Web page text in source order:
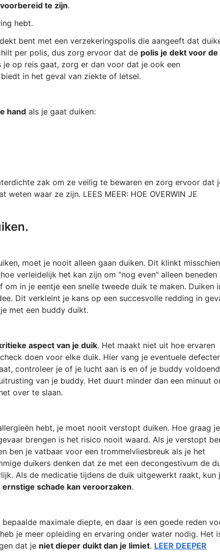
te zijn.
hebt.
bent met een verzekeringspolis die aangeeft dat
per polis, dus zorg ervoor dat de polis je dekt voor de
je op reis gaat, zorg er dan voor dat je ook een
in het geval van ziekte of letsel.
handals je gaat duiken:
zak om ze veilig te bewaren en zorg ervoor dat
waar ze zijn. LEES MEER: HOE OVERWIN JE
moet je nooit alleen gaan duiken. Dit klinkt misschien
verleidelijk het kan zijn om "nog even" alleen beneden
in je eentje een snelle tweede duik te maken. Duiken
Dit verkleint je kans op een succesvolle redding in
met een buddy duikt.
aspect van je duik. Het maakt niet uit hoe ervaren
doen voor elke duik. Hier vang je eventuele
controleer je of je lucht aan is en of je buddy
van je buddy. Het duurt minder dan een minuut
over te slaan.
hebt, je moet nooit verstopt duiken. Hoe graag je
brengen is het risico nooit waard. Als je verstopt
ben je vatbaar voor een trommelvliesbreuk als je het
duikers denken dat ze met een decongestivum de
Als de medicatie tijdens de duik uitgewerkt raakt, kun
schade kan veroorzaken.
maximale diepte, en daar is een goede reden
je meer opleiding en ervaring onder water nodig. Het
dat je niet dieper duikt dan je limiet. LEER DEEPER